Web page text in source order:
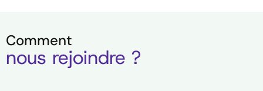
Comment
nous rejoindre ?